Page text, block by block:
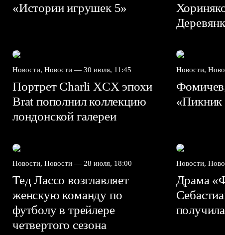
«Истории игрушек 5»
Новости, Новости — 30 июля, 11:45
Портрет Charli XCX эпохи
Brat пополнил коллекцию
лондонской галереи
Новости,
Новости, Новости — 28 июля, 18:00
Тед Лассо возглавляет
женскую команду по
футболу в трейлере
четвертого сезона
Новости,
Драма